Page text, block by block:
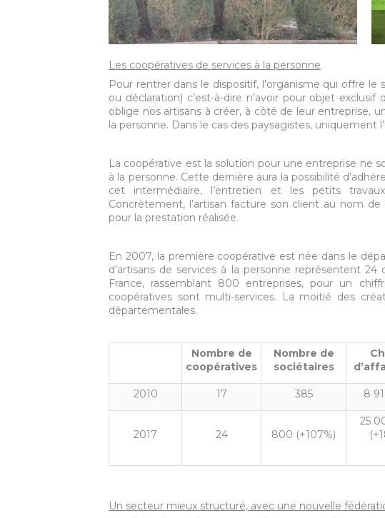
Les coopératives de services à la personne
Pour rentrer dans le dispositif, l’organisme qui offre
ou déclaration) c’est-à-dire n’avoir pour objet
oblige nos artisans à créer, à côté de leur entreprise,
la personne. Dans le cas des paysagistes, uniquement
La coopérative est la solution pour une entreprise ne
à la personne. Cette dernière aura la possibilité
cet intermédiaire, l’entretien et les petits
Concrètement, l’artisan facture son client au nom
pour la prestation réalisée.
En 2007, la première coopérative est née dans le
d’artisans de services à la personne représentent
France, rassemblant 800 entreprises, pour un
coopératives sont multi-services. La moitié des
départementales.
Nombre de
coopératives
Nombre de
sociétaires
2010 17 385 8
2017 24 800 (+107%)
25
Un secteur mieux structuré, avec une nouvelle